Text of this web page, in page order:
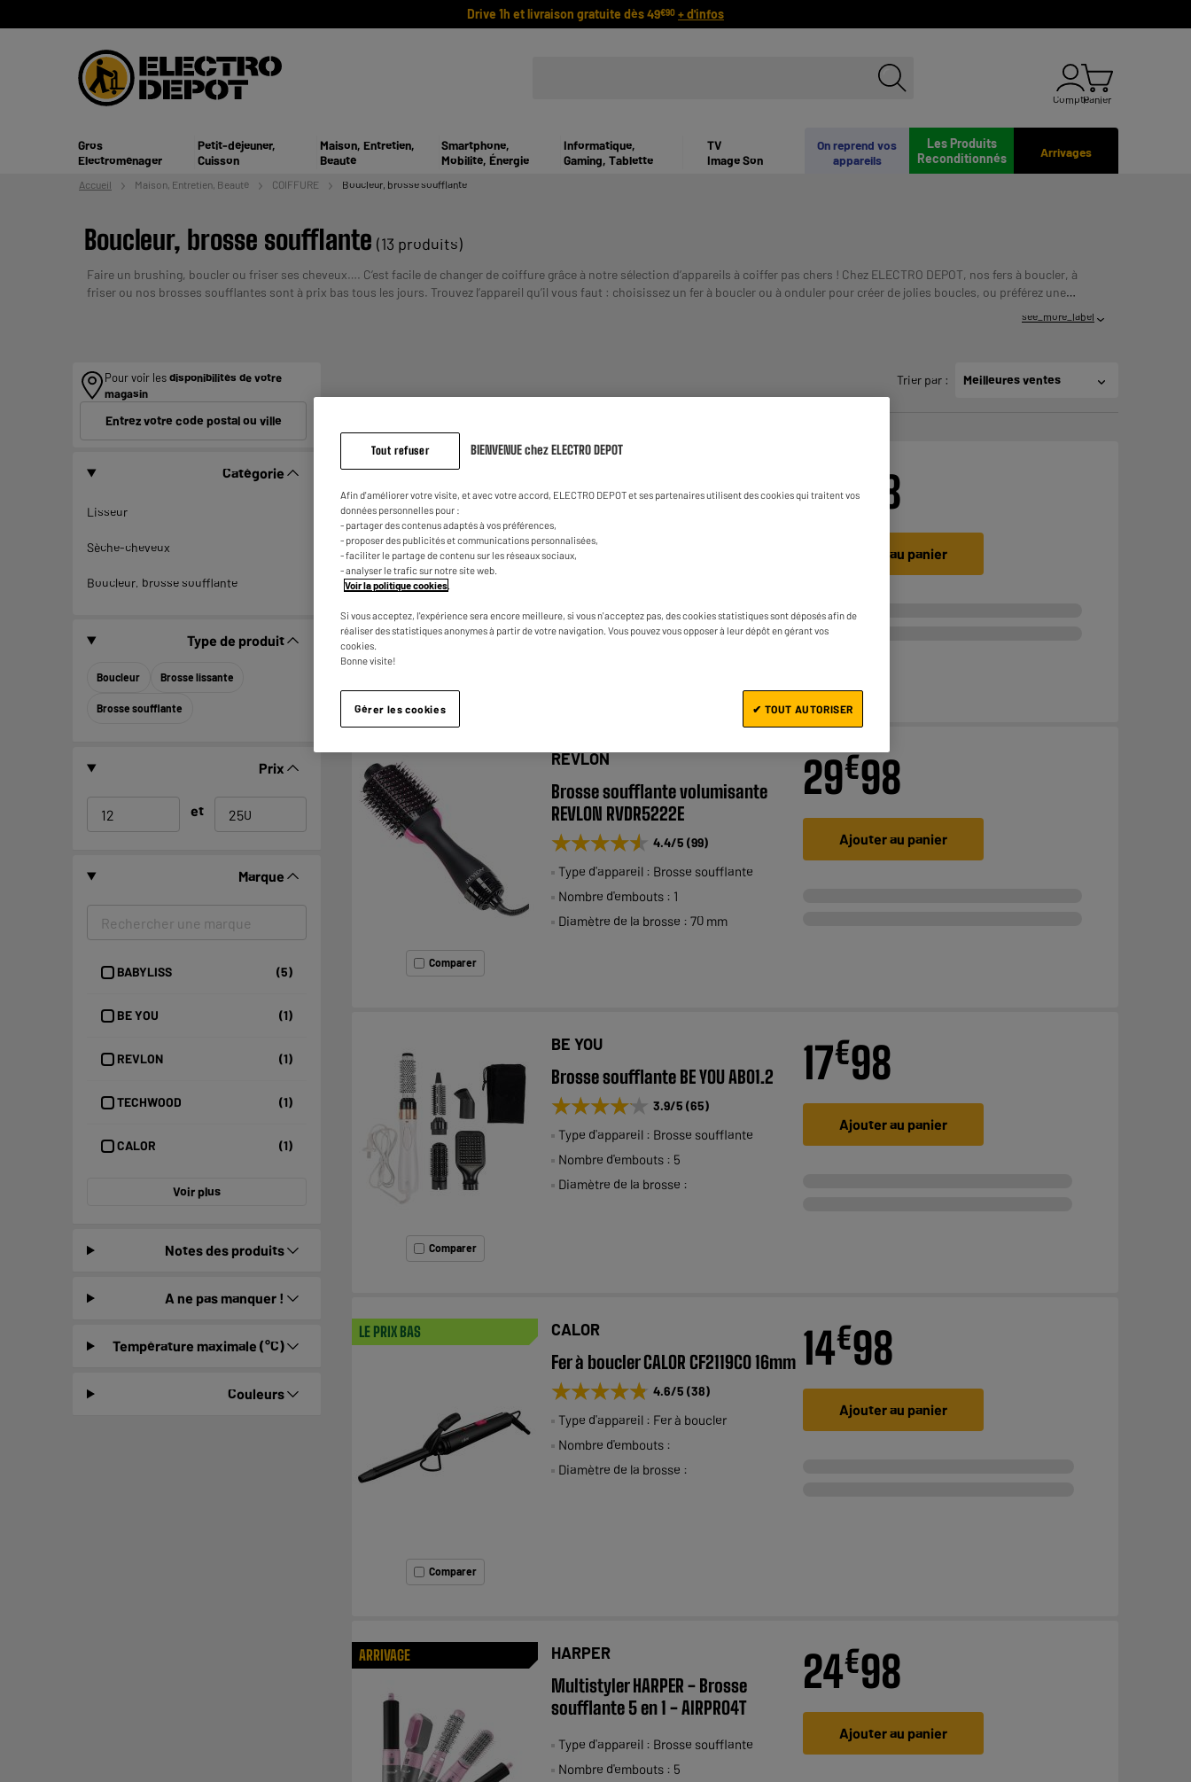
Drive 1h et livraison gratuite dès 49€90 + d'infos
ComptePanier
Arrivages
Les Produits
Reconditionnés
On reprend vos
appareils
Gros
Electroménager
Petit-déjeuner,
Cuisson
Maison, Entretien,
Beauté
Smartphone,
Mobilité, Énergie
Informatique,
Gaming, Tablette
TV
Image Son
Accueil Maison, Entretien, Beauté COIFFURE Boucleur, brosse soufflante
Boucleur, brosse soufflante (13 produits)
Faire un brushing, boucler ou friser ses cheveux…. C’est facile de changer de coiffure grâce à notre sélection d’appareils à coiffer pas chers ! Chez ELECTRO DEPOT, nos fers à boucler, à
friser ou nos brosses soufflantes sont à prix bas tous les jours. Trouvez l’appareil qu’il vous faut : choisissez un fer à boucler ou à onduler pour créer de jolies boucles, ou préférez une
see_more_label
Pour voir lesdisponibilités de votre
magasin
Entrez votre code postal ou ville
Catégorie
Lisseur
Sèche-cheveux
Boucleur, brosse soufflante
Type de produit
Boucleur Brosse lissante
Brosse soufflante
Prix
et
Marque
BABYLISS (5)
BE YOU (1)
REVLON (1)
TECHWOOD (1)
CALOR (1)
Voir plus
Notes des produits
A ne pas manquer !
Température maximale (°C)
Couleurs
Trier par : Meilleures ventes
Multistyler SILVER STYLE
★★★★★
★★★★★
Type d'appareil : Brosse soufflante
Diamètre de la brosse : 50 mm
39 98
Ajouter au panier
Comparer
REVLON
Brosse soufflante volumisante
REVLON RVDR5222E
★★★★★
★★★★★ 4.4/5 (99)
Type d'appareil : Brosse soufflante
Nombre d'embouts : 1
Diamètre de la brosse : 70 mm
29€98
Ajouter au panier
Comparer
BE YOU
Brosse soufflante BE YOU AB01.2
★★★★★
★★★★★ 3.9/5 (65)
Type d'appareil : Brosse soufflante
Nombre d'embouts : 5
Diamètre de la brosse :
17€98
Ajouter au panier
LE PRIX BAS
Comparer
CALOR
Fer à boucler CALOR CF2119C0 16mm
★★★★★
★★★★★ 4.6/5 (38)
Type d'appareil : Fer à boucler
Nombre d'embouts :
Diamètre de la brosse :
14€98
Ajouter au panier
ARRIVAGE HARPER
Multistyler HARPER - Brosse
soufflante 5 en 1 - AIRPRO4T
Type d'appareil : Brosse soufflante
Nombre d'embouts : 5
24€98
Ajouter au panier
Tout refuser BIENVENUE chez ELECTRO DEPOT
Afin d'améliorer votre visite, et avec votre accord, ELECTRO DEPOT et ses partenaires utilisent des cookies qui traitent vos
données personnelles pour :
- partager des contenus adaptés à vos préférences,
- proposer des publicités et communications personnalisées,
- faciliter le partage de contenu sur les réseaux sociaux,
- analyser le trafic sur notre site web.
Voir la politique cookies
Si vous acceptez, l'expérience sera encore meilleure, si vous n'acceptez pas, des cookies statistiques sont déposés afin de
réaliser des statistiques anonymes à partir de votre navigation. Vous pouvez vous opposer à leur dépôt en gérant vos
cookies.
Bonne visite!
Gérer les cookies ✔ TOUT AUTORISER